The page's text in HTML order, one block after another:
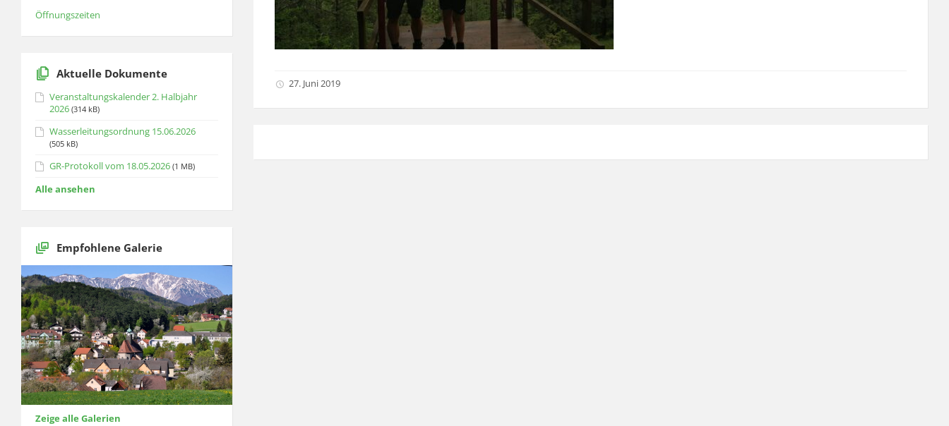
27. Juni 2019
Öffnungszeiten
Aktuelle Dokumente
Veranstaltungskalender 2. Halbjahr
2026 (314 kB)
Wasserleitungsordnung 15.06.2026
(505 kB)
GR-Protokoll vom 18.05.2026 (1 MB)
Alle ansehen
Empfohlene Galerie
Zeige alle Galerien